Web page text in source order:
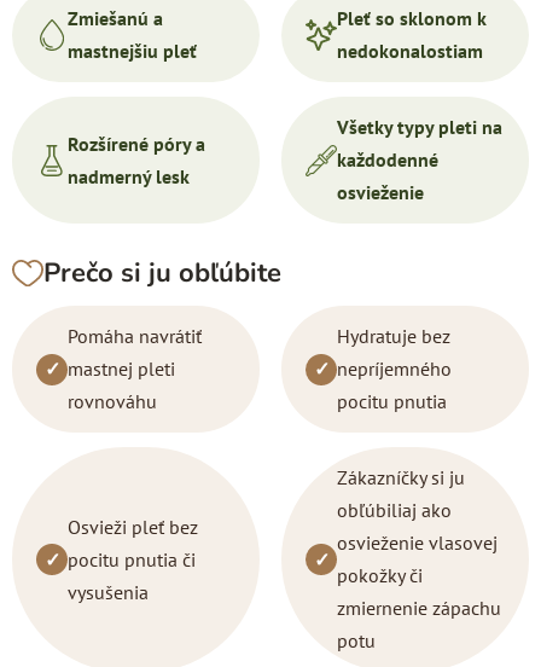
Zmiešanú a
mastnejšiu pleť
Pleť so sklonom k
nedokonalostiam
Rozšírené póry a
nadmerný lesk
Všetky typy pleti na
každodenné
osvieženie
Prečo si ju obľúbite
✓
Pomáha navrátiť
mastnej pleti
rovnováhu
✓
Hydratuje bez
nepríjemného
pocitu pnutia
✓
Osvieži pleť bez
pocitu pnutia či
vysušenia
✓
Zákazníčky si ju
obľúbiliaj ako
osvieženie vlasovej
pokožky či
zmiernenie zápachu
potu